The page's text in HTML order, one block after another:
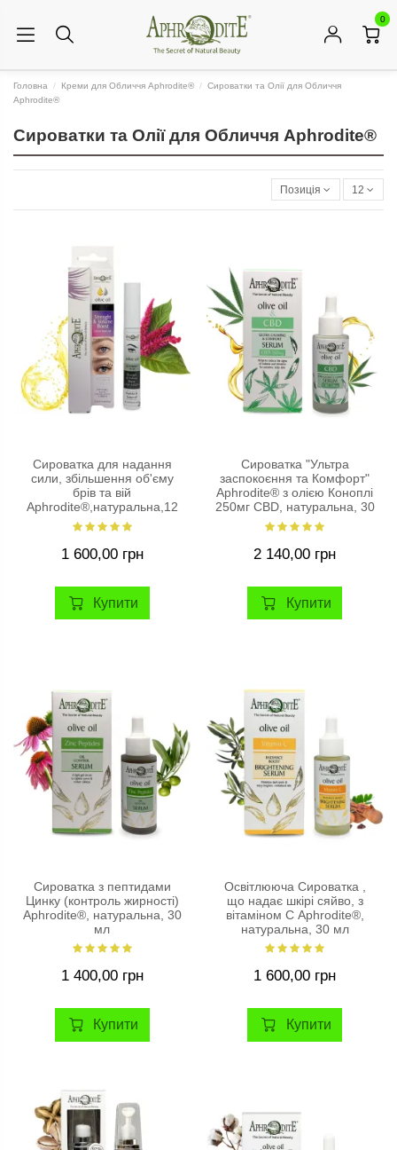
0
Головна Креми для Обличчя Aphrodite®
Сироватки та Олії для Обличчя
Aphrodite®
Сироватки та Олії для Обличчя Aphrodite®
Позиція 12
Сироватка для надання
сили, збільшення об'єму
брів та вій
Aphrodite®,натуральна,12
мл
1 600,00 грн
Купити
Сироватка "Ультра
заспокоєння та Комфорт"
Aphrodite® з олією Коноплі
250мг CBD, натуральна, 30
мл
2 140,00 грн
Купити
Сироватка з пептидами
Цинку (контроль жирності)
Aphrodite®, натуральна, 30
мл
1 400,00 грн
Купити
Освітлююча Сироватка ,
що надає шкірі сяйво, з
вітаміном С Aphrodite®,
натуральна, 30 мл
1 600,00 грн
Купити